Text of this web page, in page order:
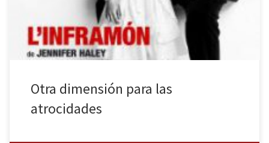
galardonado texto […]
Otra dimensión para las
atrocidades